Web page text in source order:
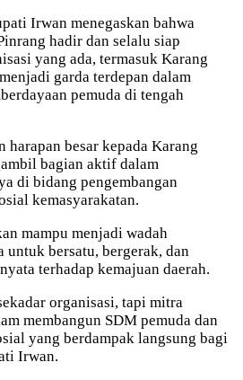
Irwan menegaskan bahwa
hadir dan selalu siap
yang ada, termasuk Karang
garda terdepan dalam
pemuda di tengah
besar kepada Karang
bagian aktif dalam
di bidang pengembangan
kemasyarakatan.
mampu menjadi wadah
bersatu, bergerak, dan
terhadap kemajuan daerah.
organisasi, tapi mitra
membangun SDM pemuda dan
yang berdampak langsung bagi
Irwan.